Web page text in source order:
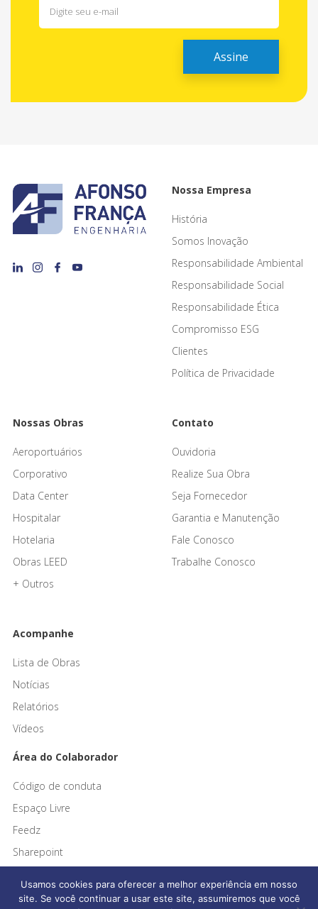
Nossa Empresa
História
Somos Inovação
Responsabilidade Ambiental
Responsabilidade Social
Responsabilidade Ética
Compromisso ESG
Clientes
Política de Privacidade
Nossas Obras
Aeroportuários
Corporativo
Data Center
Hospitalar
Hotelaria
Obras LEED
+ Outros
Contato
Ouvidoria
Realize Sua Obra
Seja Fornecedor
Garantia e Manutenção
Fale Conosco
Trabalhe Conosco
Acompanhe
Lista de Obras
Notícias
Relatórios
Vídeos
Área do Colaborador
Código de conduta
Espaço Livre
Feedz
Sharepoint
Usamos cookies para oferecer a melhor experiência em nosso
site. Se você continuar a usar este site, assumiremos que você